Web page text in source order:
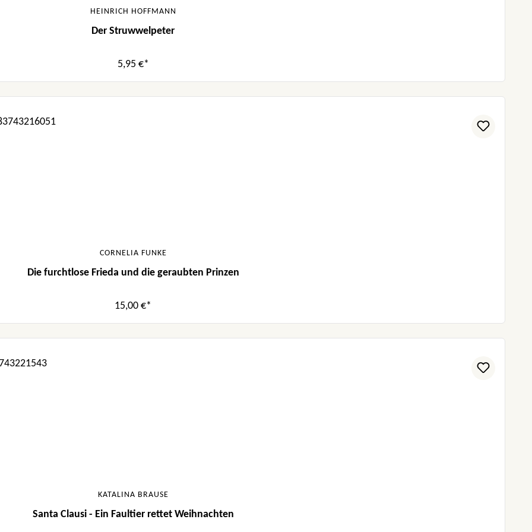
HEINRICH HOFFMANN
Der Struwwelpeter
5,95 €*
CORNELIA FUNKE
Die furchtlose Frieda und die geraubten Prinzen
15,00 €*
KATALINA BRAUSE
Santa Clausi - Ein Faultier rettet Weihnachten